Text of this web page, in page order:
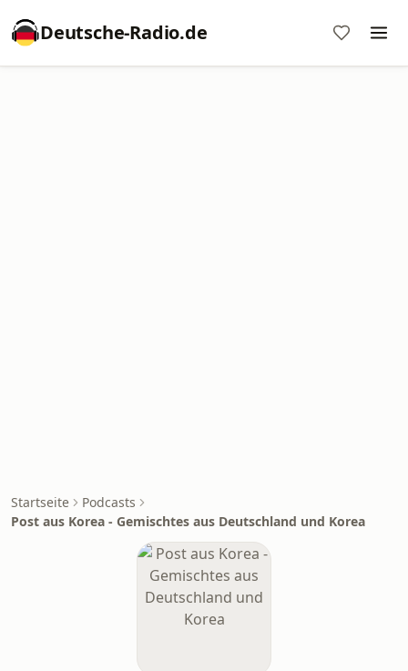
Deutsche-Radio.de
Startseite
Podcasts
Post aus Korea - Gemischtes aus Deutschland und Korea